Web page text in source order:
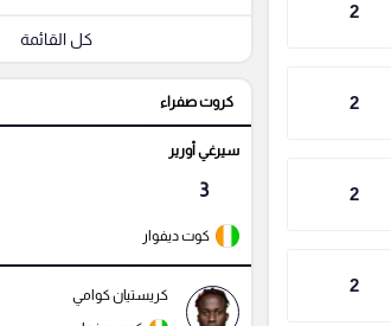
2
2
2
2
كل القائمة
كروت صفراء
سيرغي أورير
3
كوت ديفوار
كريستيان كوامي